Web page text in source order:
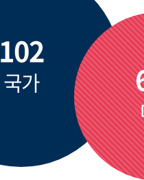
102
국가